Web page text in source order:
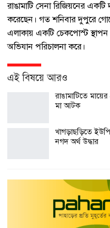
রাঙামাটি সেনা রিজিয়নের একটি
করেছেন। গত শনিবার দুপুরে
এলাকায় একটি চেকপোস্ট স্থাপন
অভিযান পরিচালনা করে।
এই বিষয়ে আরও
রাঙামাটিতে
মা আটক
খাগড়াছড়িতে
নগদ অর্থ উদ্ধার